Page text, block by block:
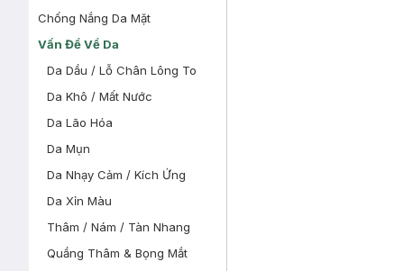
Chống Nắng Da Mặt
Vấn Đề Về Da
Da Dầu / Lỗ Chân Lông To
Da Khô / Mất Nước
Da Lão Hóa
Da Mụn
Da Nhạy Cảm / Kích Ứng
Da Xỉn Màu
Thâm / Nám / Tàn Nhang
Quầng Thâm & Bọng Mắt